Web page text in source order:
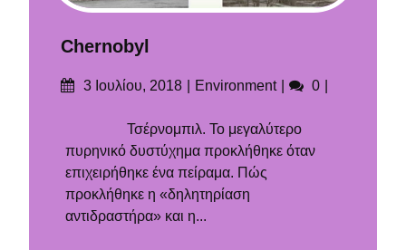
Chernobyl
Δημοσιεύτηκε
3 Ιουλίου, 2018 Categories
Εnvironment Σχόλια
0
Τσέρνομπιλ. Το μεγαλύτερο
πυρηνικό δυστύχημα προκλήθηκε όταν
επιχειρήθηκε ένα πείραμα. Πώς
προκλήθηκε η «δηλητηρίαση
αντιδραστήρα» και η...